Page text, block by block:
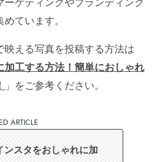
ーケティングやブランディング
ています。
映える写真を投稿する方法は
加工する方法！簡単におしゃれ
」をご参考ください。
ARTICLE
ンスタをおしゃれに加